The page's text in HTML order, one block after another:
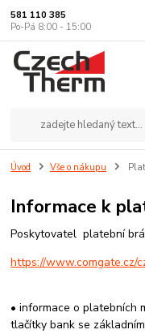
581 110 385
Po-Pá 8:00 - 15:00
Úvod Vše o nákupu
Informace k
Poskytovatel platební
https://www.comgate.cz/
• informace o platebních
tlačítky bank se